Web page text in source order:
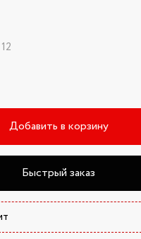
12
Добавить в корзину
Быстрый заказ